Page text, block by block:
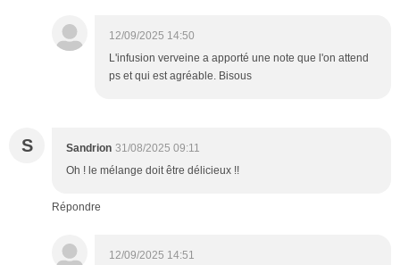
12/09/2025 14:50
L'infusion verveine a apporté une note que l'on attend
ps et qui est agréable. Bisous
S Sandrion 31/08/2025 09:11
Oh ! le mélange doit être délicieux !!
Répondre
12/09/2025 14:51